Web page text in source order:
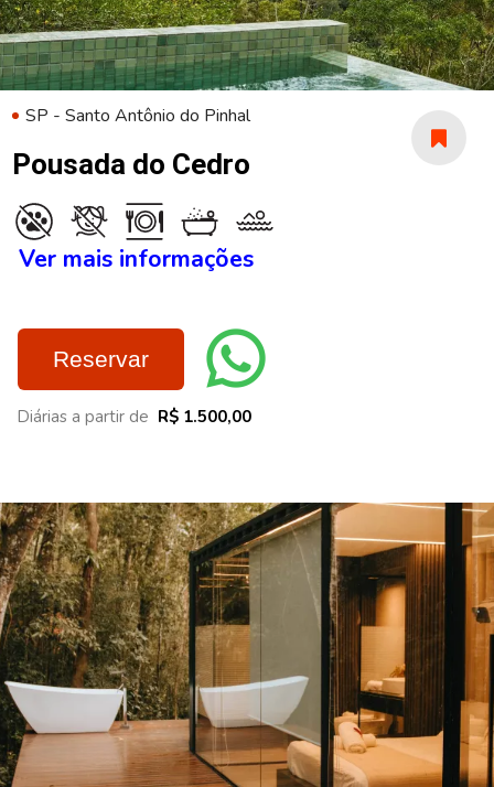
SP - Santo Antônio do Pinhal
Pousada do Cedro
Ver mais informações
Reservar
Diárias a partir de R$ 1.500,00